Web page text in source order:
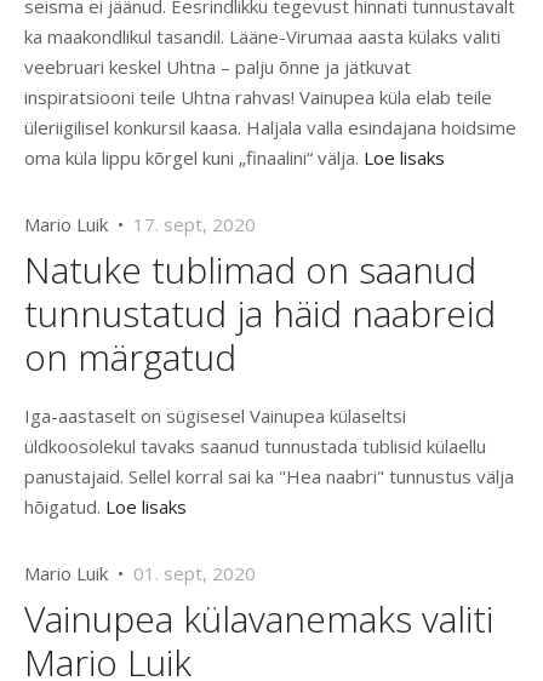
seisma ei jäänud. Eesrindlikku tegevust hinnati tunnustavalt
ka maakondlikul tasandil. Lääne-Virumaa aasta külaks valiti
veebruari keskel Uhtna – palju õnne ja jätkuvat
inspiratsiooni teile Uhtna rahvas! Vainupea küla elab teile
üleriigilisel konkursil kaasa. Haljala valla esindajana hoidsime
oma küla lippu kõrgel kuni „finaalini“ välja. Loe lisaks
Mario Luik • 17. sept, 2020
Natuke tublimad on saanud
tunnustatud ja häid naabreid
on märgatud
Iga-aastaselt on sügisesel Vainupea külaseltsi
üldkoosolekul tavaks saanud tunnustada tublisid külaellu
panustajaid. Sellel korral sai ka "Hea naabri" tunnustus välja
hõigatud. Loe lisaks
Mario Luik • 01. sept, 2020
Vainupea külavanemaks valiti
Mario Luik